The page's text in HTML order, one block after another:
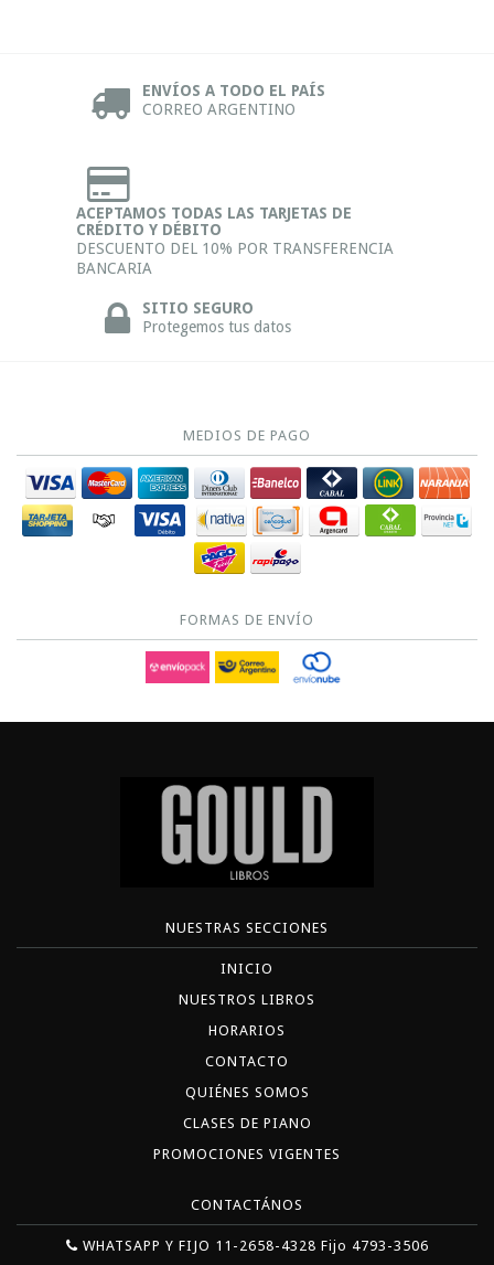
ENVÍOS A TODO EL PAÍS
CORREO ARGENTINO
ACEPTAMOS TODAS LAS TARJETAS DE
CRÉDITO Y DÉBITO
DESCUENTO DEL 10% POR TRANSFERENCIA
BANCARIA
SITIO SEGURO
Protegemos tus datos
MEDIOS DE PAGO
FORMAS DE ENVÍO
NUESTRAS SECCIONES
INICIO
NUESTROS LIBROS
HORARIOS
CONTACTO
QUIÉNES SOMOS
CLASES DE PIANO
PROMOCIONES VIGENTES
CONTACTÁNOS
WHATSAPP Y FIJO 11-2658-4328 Fijo 4793-3506